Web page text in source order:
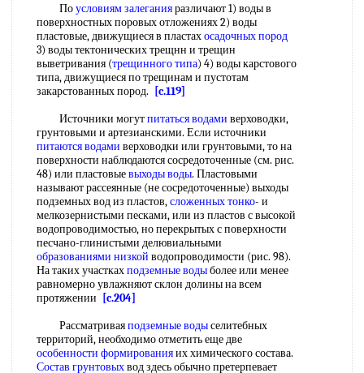
Поусловиям залеганияразличают 1) воды в
поверхностных поровых отложениях 2) воды
пластовые, движущиеся в пластахосадочных пород
3) воды тектонических трещнн и трещин
выветривания (трещинного типа) 4) воды карстового
типа, движущиеся по трещинам и пустотам
закарстованных пород.
[c.119]
Источники могутпитаться водами верховодки,
грунтовыми и артезианскими. Если источники
питаются водами верховодки или грунтовыми, то на
поверхности наблюдаются сосредоточенные (см. рис.
48) или пластовыевыходы воды. Пластовыми
называют рассеянные (не сосредоточенные) выходы
подземных вод из пластов,сложенных тонко- и
мелкозернистыми песками, или из пластов с высокой
водопроводимостью, но перекрытых с поверхности
песчано-глинистыми делювиальными
образованиями низкой водопроводимости (рис. 98).
На таких участкахподземные водыболее или менее
равномерно увлажняют склон долины на всем
протяжении
[c.204]
Рассматриваяподземные водыселитебных
территорий, необходимо отметить еще две
особенности формированияих химического состава.
Состав грунтовыхвод здесь обычно претерпевает